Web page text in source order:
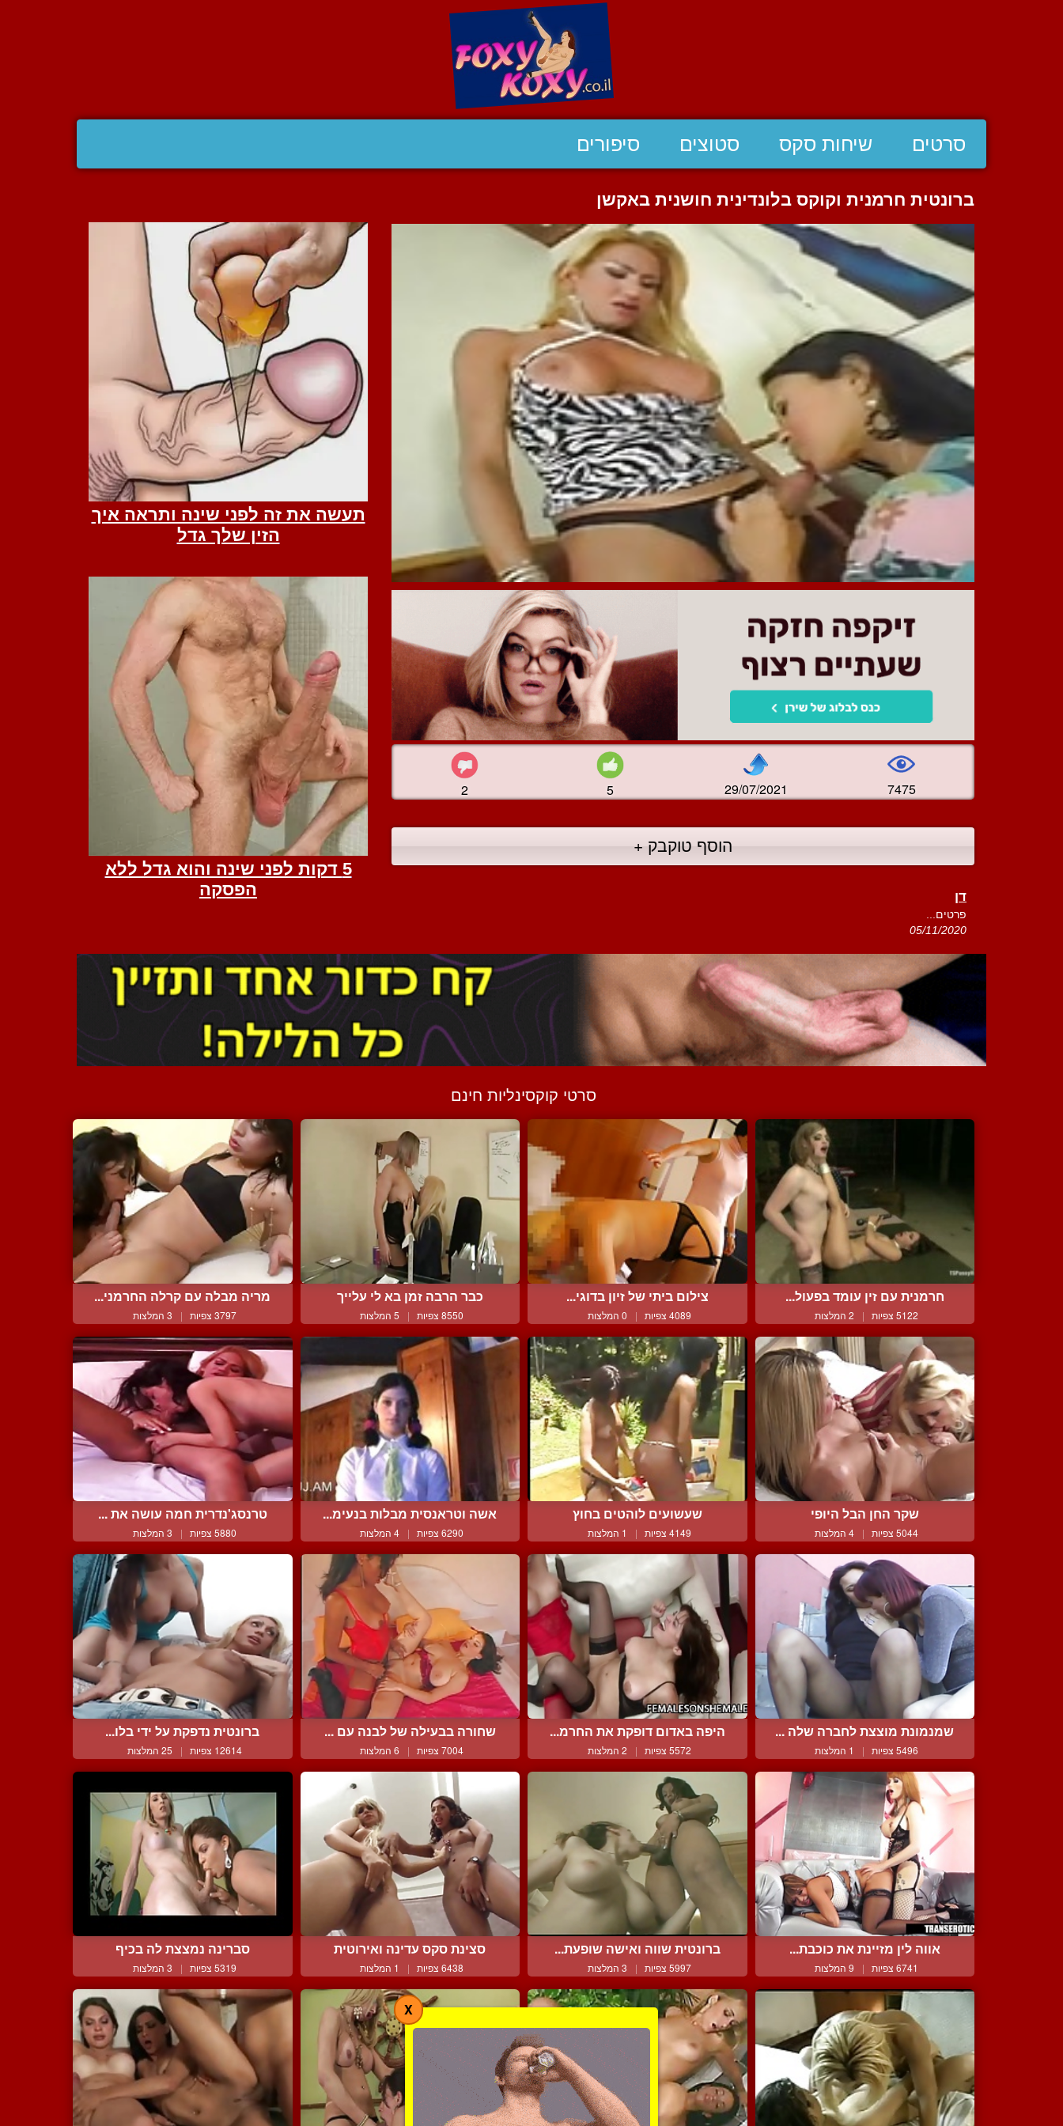
סרטים שיחות סקס סטוצים סיפורים
ברונטית חרמנית וקוקס בלונדינית חושנית באקשן
2 5 29/07/2021 7475
הוסף טוקבק +
דן
פרטים...
05/11/2020
סרטי קוקסינליות חינם
חרמנית עם זין עומד בפעול...
5122 צפיות | 2 המלצות
צילום ביתי של זיון בדוגי...
4089 צפיות | 0 המלצות
כבר הרבה זמן בא לי עלייך
8550 צפיות | 5 המלצות
מריה מבלה עם קרלה החרמני...
3797 צפיות | 3 המלצות
שקר החן הבל היופי
5044 צפיות | 4 המלצות
שעשועים לוהטים בחוץ
4149 צפיות | 1 המלצות
אשה וטראנסית מבלות בנעימ...
6290 צפיות | 4 המלצות
טרנסג'נדרית חמה עושה את ...
5880 צפיות | 3 המלצות
שמנמונת מוצצת לחברה שלה ...
5496 צפיות | 1 המלצות
היפה באדום דופקת את החרמ...
5572 צפיות | 2 המלצות
שחורה בבעילה של לבנה עם ...
7004 צפיות | 6 המלצות
ברונטית נדפקת על ידי בלו...
12614 צפיות | 25 המלצות
אווה לין מזיינת את כוכבת...
6741 צפיות | 9 המלצות
ברונטית שווה ואישה שופעת...
5997 צפיות | 3 המלצות
סצינת סקס עדינה ואירוטית
6438 צפיות | 1 המלצות
סברינה נמצצת לה בכיף
5319 צפיות | 3 המלצות
X